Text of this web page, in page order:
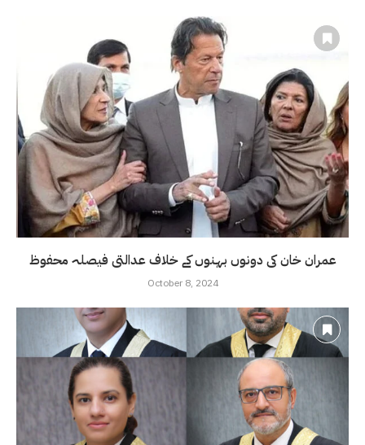
عمران خان کی دونوں بہنوں کے خلاف عدالتی فیصلہ محفوظ
October 8, 2024